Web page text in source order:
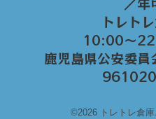
トレト
10:00〜
鹿児島県公安委
©2026 トレトレ倉